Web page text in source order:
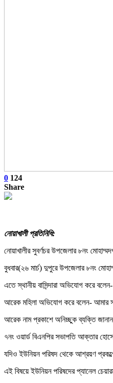
0 124
Share
নোয়াখালী প্রতিনিধি:
নোয়াখালীর সুবর্ণচর উপজেলার ৮নং
বুধবার(২৬ মার্চ) দুপুরে উপজেলার ৮নং
এতে স্থানীয় বাসিন্দারা অভিযোগ করে
আরেক মহিলা অভিযোগ করে বলেন- আমার
আরেক নাম প্রকাশে অনিচ্ছুক ব্যক্তি
৭নং ওয়ার্ড বিএনপির সভাপতি আক্তার
যদিও ইউনিয়ন পরিষদ থেকে আশ্রয়ণ
এই বিষয়ে ইউনিয়ন পরিষদের প্যানেল